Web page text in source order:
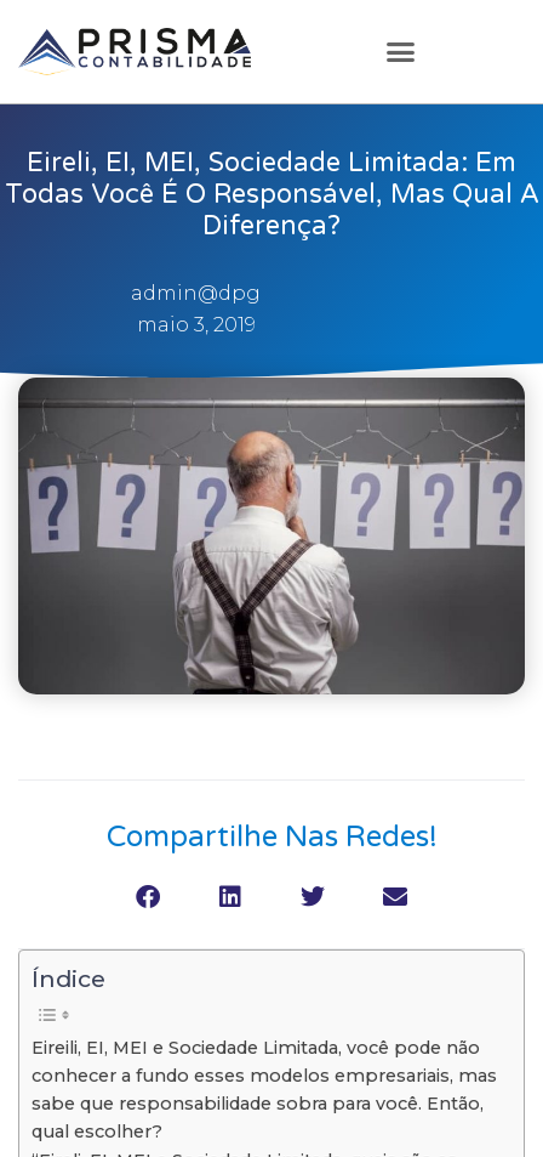
Eireli, EI, MEI, Sociedade Limitada: Em
Todas Você É O Responsável, Mas Qual A
Diferença?
admin@dpg
maio 3, 2019
Compartilhe Nas Redes!
Índice
Eireili, EI, MEI e Sociedade Limitada, você pode não
conhecer a fundo esses modelos empresariais, mas
sabe que responsabilidade sobra para você. Então,
qual escolher?